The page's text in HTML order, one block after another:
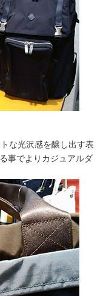
な光沢感を醸し出す表
事でよりカジュアルダ